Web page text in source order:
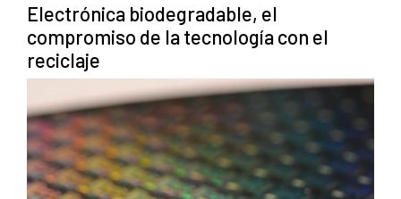
Electrónica biodegradable, el
compromiso de la tecnología con el
reciclaje